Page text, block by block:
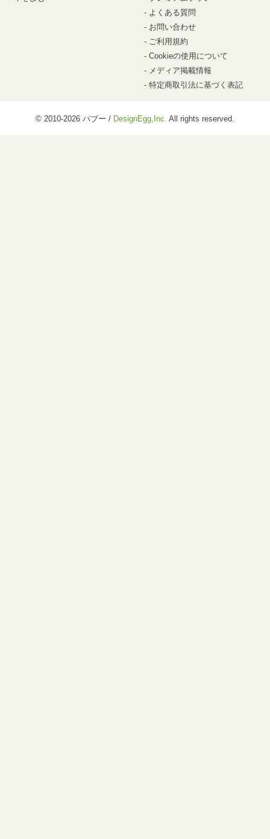
よくある質問
お問い合わせ
ご利用規約
Cookieの使用について
メディア掲載情報
特定商取引法に基づく表記
© 2010-2026 パブー / DesignEgg,Inc. All rights reserved.